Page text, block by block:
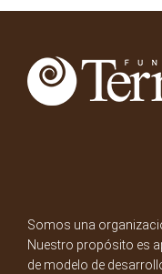
Somos una
Nuestro propósito es
de modelo de